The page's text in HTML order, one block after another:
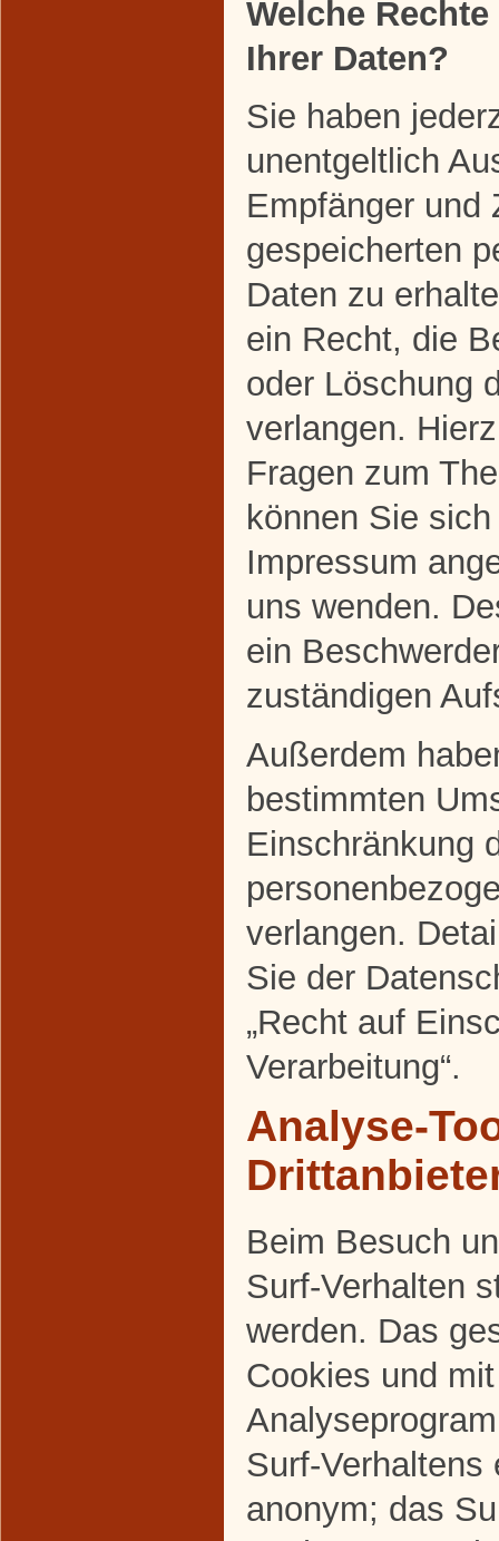
Welche
Ihrer Daten?
Sie haben
unentgeltlich
Empfänger und
gespeicherten
Daten zu
ein Recht, die
oder Löschung
verlangen.
Fragen zum
können Sie
Impressum
uns wenden.
ein
zuständigen
Außerdem
bestimmten
Einschränkung
verlangen.
Sie der
„Recht auf
Verarbeitung“.
Analyse-
Beim Besuch
Surf-Verhalten
werden. Das
Cookies und
Surf-Verhaltens
anonym; das